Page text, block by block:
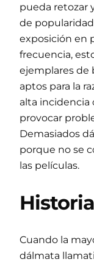
pueda retozar
de
exposición en
frecuencia,
ejemplares de
aptos para la
alta incidencia
provocar
Demasiados
porque no se
las películas.
Historia
Cuando la
dálmata